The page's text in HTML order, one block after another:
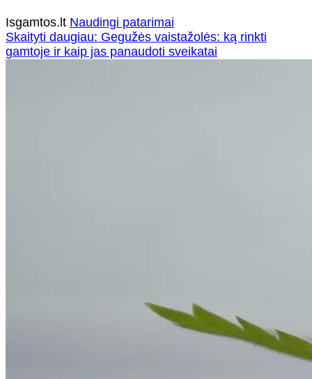
Isgamtos.lt Naudingi patarimai
Skaityti daugiau: Gegužės vaistažolės: ką rinkti
gamtoje ir kaip jas panaudoti sveikatai